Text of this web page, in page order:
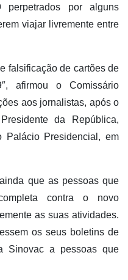
perpetrados por alguns
viajar livremente entre
falsificação de cartões de
afirmou o Comissário
aos jornalistas, após o
da República,
Palácio Presidencial, em
que as pessoas que
contra o novo
as suas atividades.
os seus boletins de
Sinovac a pessoas que